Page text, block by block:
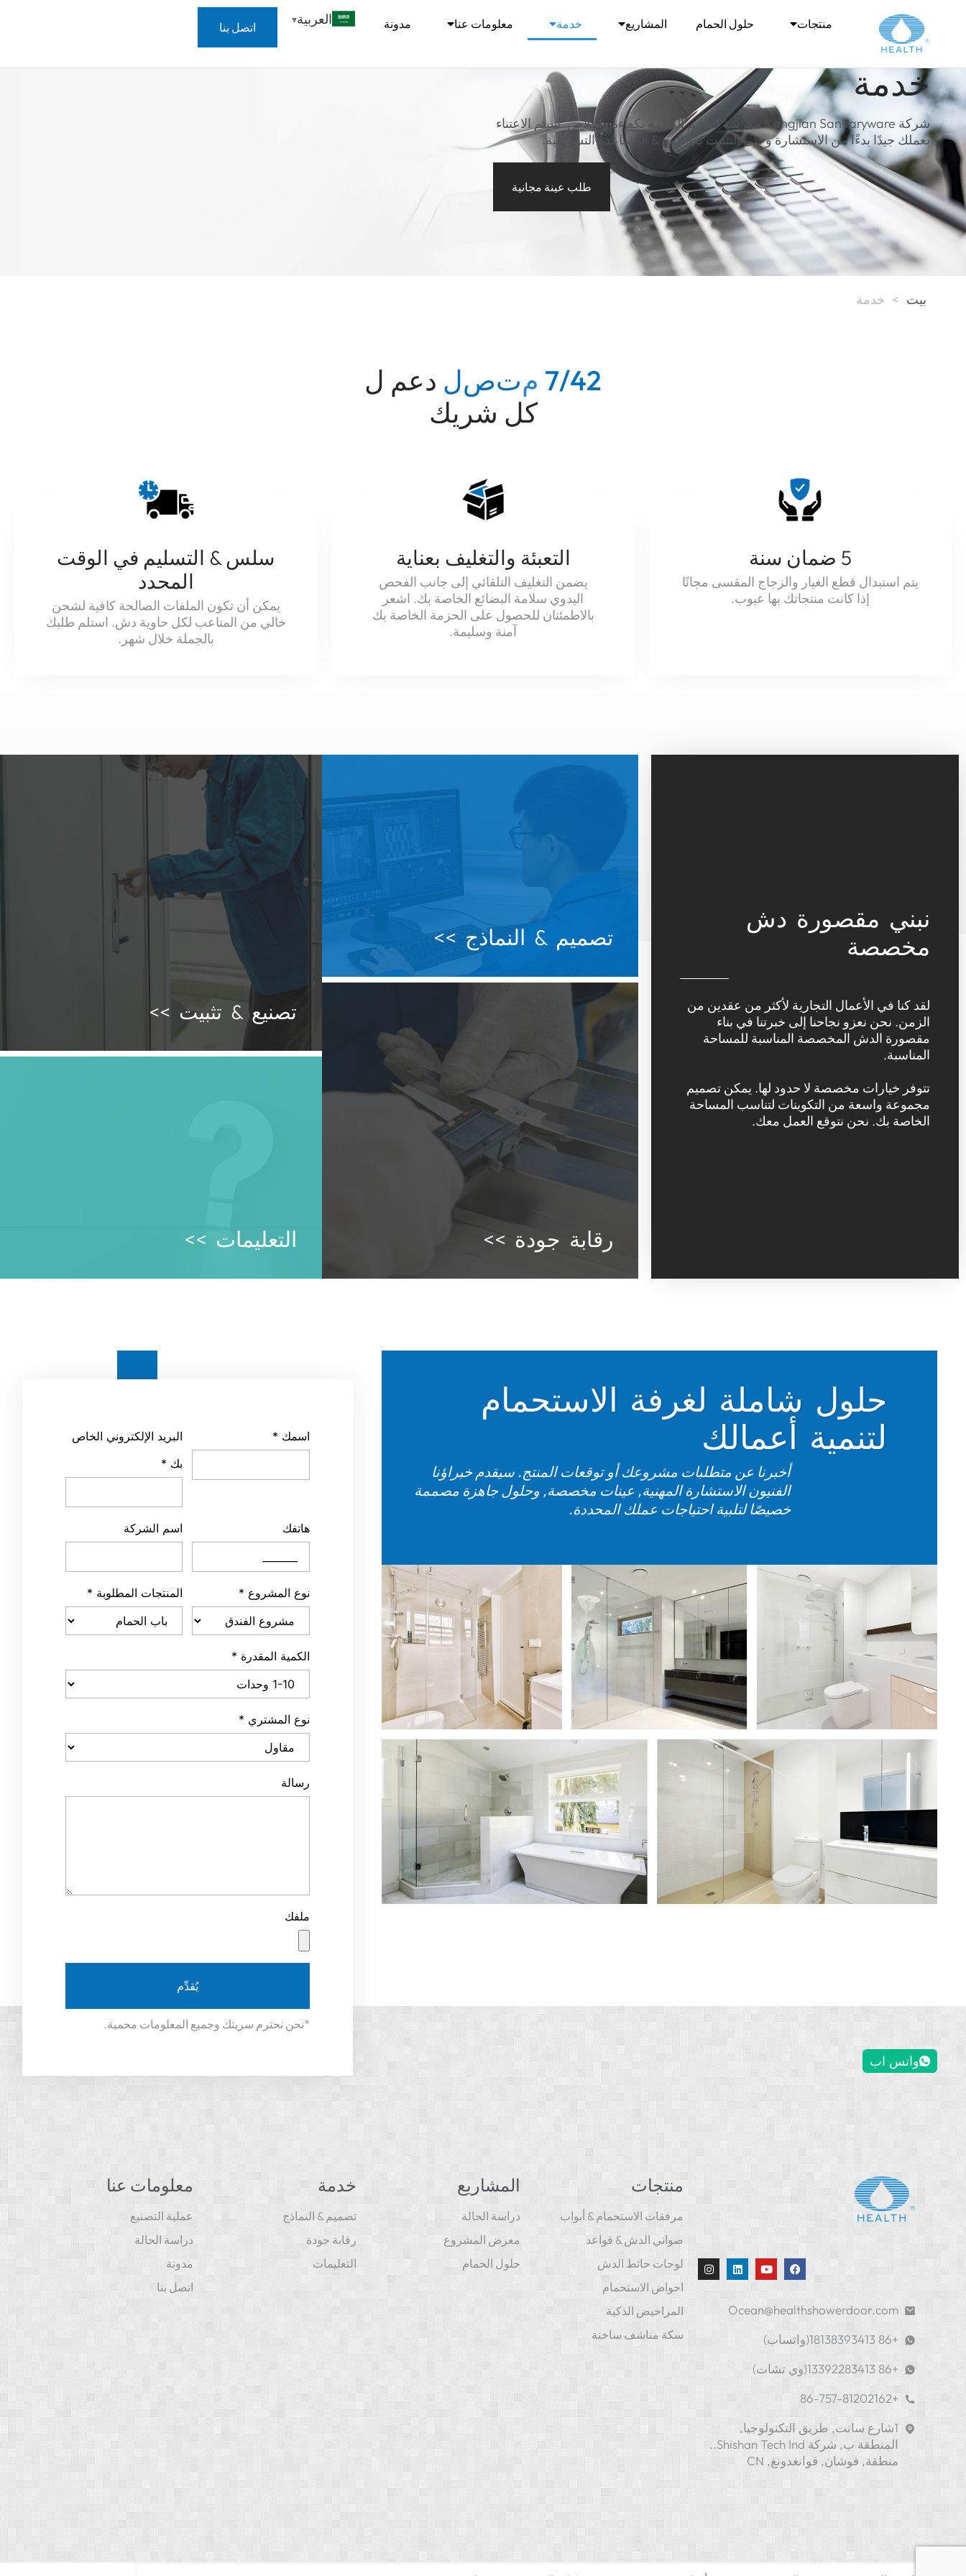
منتجات حلول الحمام المشاريع خدمة معلومات عنا مدونة العربية
اتصل بنا
خدمة
شركة Kangjian Sanitaryware مكرسة لتقديم الخدمة بكفاءة وإخلاص. سيتم الاعتناء
بعملك جيدًا بدءًا من الاستشارة وحتى التثبيت بعد البيع & المساعدة التسويقية.
طلب عينة مجانية
بيت > خدمة
2
4
/
7 متصل دعم ل
كل شريك
5 ضمان سنة
يتم استبدال قطع الغيار والزجاج المقسى مجانًا
إذا كانت منتجاتك بها عيوب.
التعبئة والتغليف بعناية
يضمن التغليف التلقائي إلى جانب الفحص
اليدوي سلامة البضائع الخاصة بك. اشعر
بالاطمئنان للحصول على الحزمة الخاصة بك
آمنة وسليمة.
سلس & التسليم في الوقت
المحدد
يمكن أن تكون الملفات الصالحة كافية لشحن
خالي من المتاعب لكل حاوية دش. استلم طلبك
بالجملة خلال شهر.
نبني مقصورة دش
مخصصة
لقد كنا في الأعمال التجارية لأكثر من عقدين من
الزمن. نحن نعزو نجاحنا إلى خبرتنا في بناء
مقصورة الدش المخصصة المناسبة للمساحة
المناسبة.
تتوفر خيارات مخصصة لا حدود لها. يمكن تصميم
مجموعة واسعة من التكوينات لتناسب المساحة
الخاصة بك. نحن نتوقع العمل معك.
تصميم & النماذج >>
رقابة جودة >>
تصنيع & تثبيت >>
التعليمات >>
حلول شاملة لغرفة الاستحمام
لتنمية أعمالك
أخبرنا عن متطلبات مشروعك أو توقعات المنتج. سيقدم خبراؤنا
الفنيون الاستشارة المهنية, عينات مخصصة, وحلول جاهزة مصممة
خصيصًا لتلبية احتياجات عملك المحددة.
اسمك *
البريد الإلكتروني الخاص
بك *
هاتفك اسم الشركة
نوع المشروع * المنتجات المطلوبة *
الكمية المقدرة *
نوع المشتري *
رسالة
ملفك
يُقدِّم
*نحن نحترم سريتك وجميع المعلومات محمية.
Ocean@healthshowerdoor.com
+86 18138393413(واتساب)
+86 13392283413(وي تشات)
+86-757-81202162
1شارع سانت, طريق التكنولوجيا,
المنطقة ب, شركة Shishan Tech Ind..
منطقة, فوشان, قوانغدونغ, CN
منتجات
مرفقات الاستحمام & أبواب
صواني الدش & قواعد
لوحات حائط الدش
احواض الاستحمام
المراحيض الذكية
سكة مناشف ساخنة
المشاريع
دراسة الحالة
معرض المشروع
حلول الحمام
خدمة
تصميم & النماذج
رقابة جودة
التعليمات
معلومات عنا
عملية التصنيع
دراسة الحالة
مدونة
اتصل بنا
واتس اب